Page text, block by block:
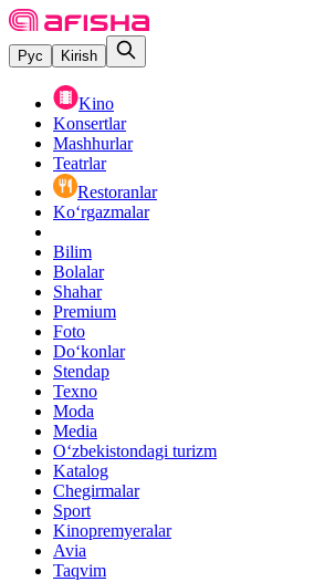
Рус Kirish
Kino
Konsertlar
Mashhurlar
Teatrlar
Restoranlar
Ko‘rgazmalar
Bilim
Bolalar
Shahar
Premium
Foto
Do‘konlar
Stendap
Texno
Moda
Media
O‘zbekistondagi turizm
Katalog
Chegirmalar
Sport
Kinopremyeralar
Avia
Taqvim